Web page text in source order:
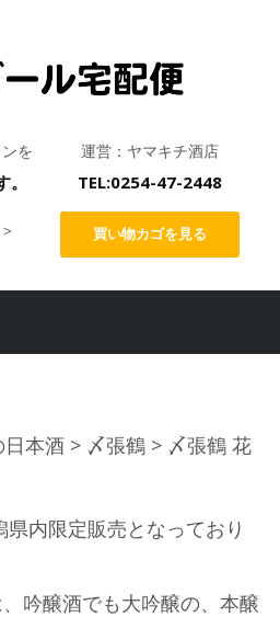
を 運営：ヤマキチ酒店
TEL:0254-47-2448
買い物カゴを見る
本酒 > 〆張鶴 > 〆張鶴 花
県内限定販売となっており
吟醸酒でも大吟醸の、本醸